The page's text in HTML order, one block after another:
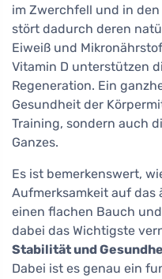
im Zwerchfell und in
stört dadurch deren
Eiweiß und
Vitamin D unterstützen
Regeneration. Ein
Gesundheit der
Training, sondern auch
Ganzes.
Es ist bemerkenswert,
Aufmerksamkeit auf das
einen flachen Bauch
dabei das Wichtigste
Stabilität und
Dabei ist es genau ein